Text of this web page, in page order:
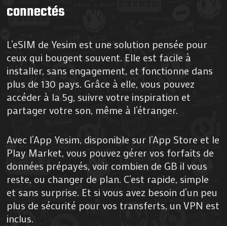
connectés
L’eSIM de Yesim est une solution pensée pour
ceux qui bougent souvent. Elle est facile à
installer, sans engagement, et fonctionne dans
plus de 130 pays. Grâce à elle, vous pouvez
accéder à la 5g, suivre votre inspiration et
partager votre son, même à l’étranger.
Avec l’App Yesim, disponible sur l’App Store et le
Play Market, vous pouvez gérer vos forfaits de
données prépayés, voir combien de GB il vous
reste, ou changer de plan. C’est rapide, simple
et sans surprise. Et si vous avez besoin d’un peu
plus de sécurité pour vos transferts, un VPN est
inclus.